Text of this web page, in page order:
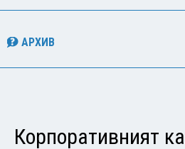
АРХИВ
Корпоративният